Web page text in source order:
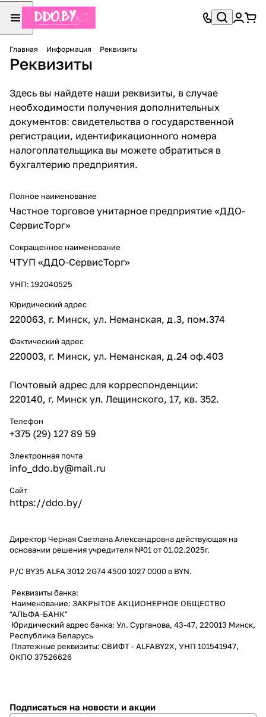
Главная Информация Реквизиты
Реквизиты
Здесь вы найдете наши реквизиты, в случае
необходимости получения дополнительных
документов: свидетельства о государственной
регистрации, идентификационного номера
налогоплательщика вы можете обратиться в
бухгалтерию предприятия.
Полное наименование
Частное торговое унитарное предприятие «ДДО-
СервисТорг»
Сокращенное наименование
ЧТУП «ДДО-СервисТорг»
УНП: 192040525
Юридический адрес
220063, г. Минск, ул. Неманская, д.3, пом.374
Фактический адрес
220003, г. Минск, ул. Неманская, д.24 оф.403
Почтовый адрес для корреспонденции:
220140, г. Минск ул. Лещинского, 17, кв. 352.
Телефон
+375 (29) 127 89 59
Электронная почта
info_ddo.by@mail.ru
Сайт
https://ddo.by/
Директор Черная Светлана Александровна действующая на
основании решения учредителя №01 от 01.02.2025г.
P/C BY35 ALFA 3012 2G74 4500 1027 0000 в BYN.
Реквизиты банка:
Наименование: ЗАКРЫТОЕ АКЦИОНЕРНОЕ ОБЩЕСТВО
"АЛЬФА-БАНК"
Юридический адрес банка: Ул. Сурганова, 43-47, 220013 Минск,
Республика Беларусь
Платежные реквизиты: СВИФТ - ALFABY2X, УНП 101541947,
ОКПО 37526626
Подписаться на новости и акции